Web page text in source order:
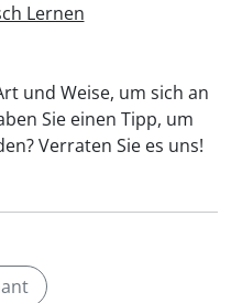
Lernen
und Weise, um sich an
Sie einen Tipp, um
Verraten Sie es uns!